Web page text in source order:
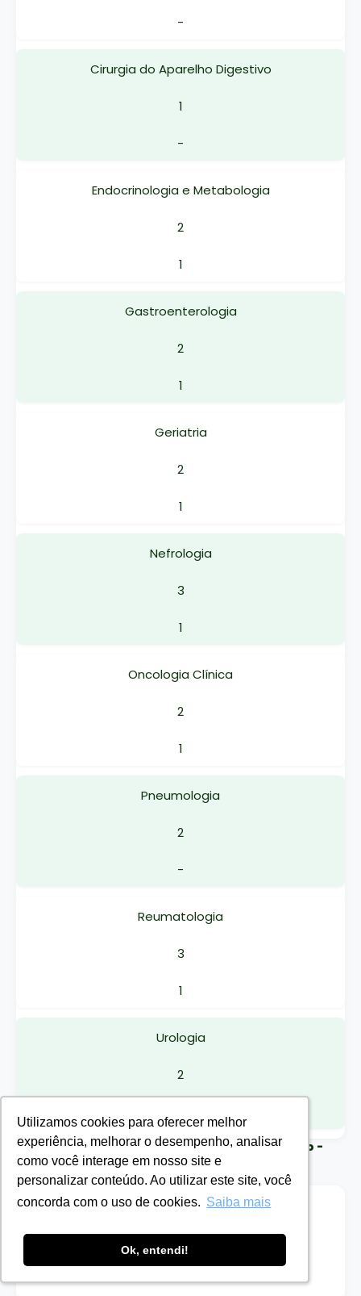
Utilizamos cookies para oferecer melhor
experiência, melhorar o desempenho, analisar
como você interage em nosso site e
personalizar conteúdo. Ao utilizar este site, você
concorda com o uso de cookies. Saiba mais
Ok, entendi!
Utilizamos cookies para oferecer melhor
experiência, melhorar o desempenho, analisar
como você interage em nosso site e
personalizar conteúdo. Ao utilizar este site, você
concorda com o uso de cookies. Saiba mais
Ok, entendi!
-
Cirurgia do Aparelho Digestivo
1
-
Endocrinologia e Metabologia
2
1
Gastroenterologia
2
1
Geriatria
2
1
Nefrologia
3
1
Oncologia Clínica
2
1
Pneumologia
2
-
Reumatologia
3
1
Urologia
2
Universidade Federal do Vale do São Francisco -
UNIVASF (ENARE)
Cirurgia Vascular
2
-